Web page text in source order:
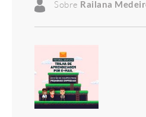
Sobre Railana